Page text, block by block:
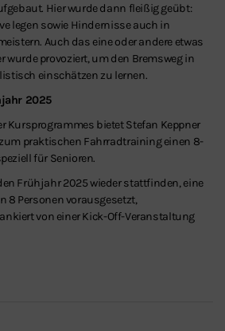
Hier wurde dann fleißig geübt:
legen sowie Hindernisse auch in
Auch das eine oder andere etwas
wurde provoziert, um den Bremsweg in
einschätzen zu lernen.
2025
Kursprogrammes bietet Stefan Keppner
praktischen Fahrradtraining einen 8-
für Senioren.
Frühjahr 2025 wieder stattfinden, eine
8 Personen vorausgesetzt,
von einer Kick-Off-Veranstaltung